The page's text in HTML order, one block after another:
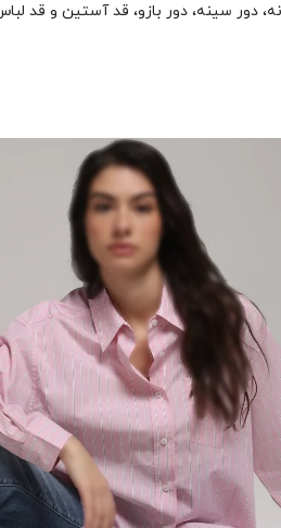
دور سینه، دور بازو، قد آستین و قد